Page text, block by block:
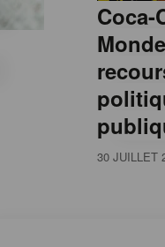
Coca-
30 JUILLET